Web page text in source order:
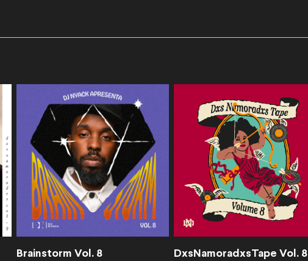
Brainstorm Vol. 8 DxsNamoradxsTape Vol. 8